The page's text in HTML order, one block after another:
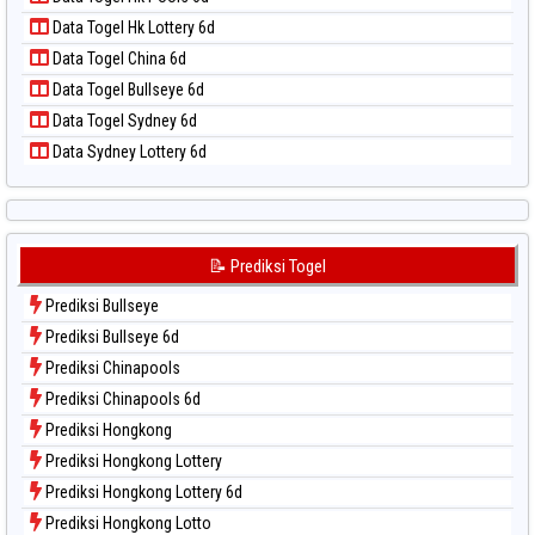
Data Togel Nagoya
Data Togel North Carolina Day
Data Togel Pcso
Data Togel Sao Paulo
Data Togel Singapore
Data Togel Sydney
Data Togel Sydney Lottery
Data Togel Sydney Lottery 6d
Data Togel Sydney Lotto
Data Togel Sydney Pools 6d
Data Togel Taipei
Data Togel Taiwan
Data Togel Hk Lottery 6d
Data Togel China 6d
Data Togel Bullseye 6d
Data Togel Sydney 6d
Data Sydney Lottery 6d
📝 Prediksi Togel
Prediksi Bullseye
Prediksi Bullseye 6d
Prediksi Chinapools
Prediksi Chinapools 6d
Prediksi Hongkong
Prediksi Hongkong Lottery
Prediksi Hongkong Lottery 6d
Prediksi Hongkong Lotto